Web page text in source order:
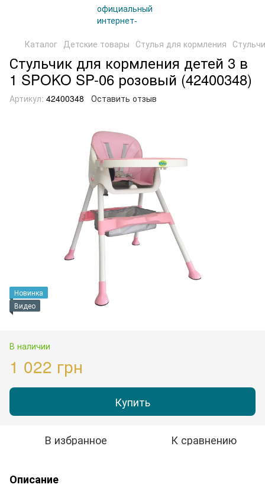
Каталог Детские товары Стулья для кормления
Стульчик для кормления детей 3 в
1 SPOKO SP-06 розовый (42400348)
Артикул: 42400348 Оставить отзыв
Новинка
Видео
В наличии
1 022 грн
Купить
В избранное К сравнению
Описание